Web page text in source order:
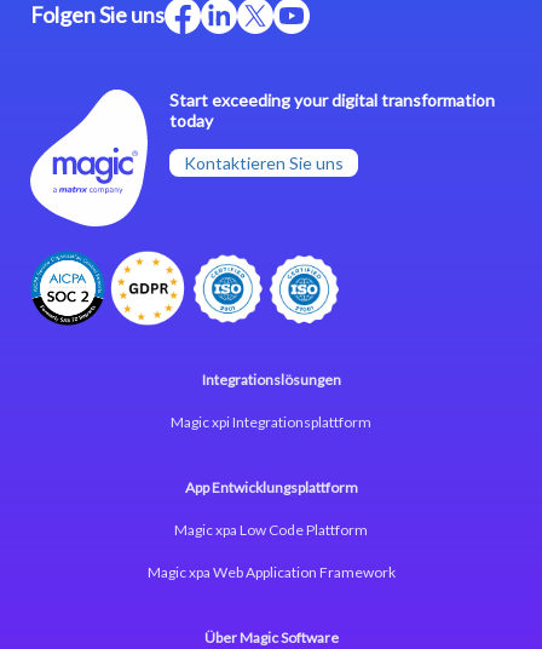
Start exceeding your digital transformation
today
Kontaktieren Sie uns
Folgen Sie uns
Integrationslösungen
Magic xpi Integrationsplattform
App Entwicklungsplattform
Magic xpa Low Code Plattform
Magic xpa Web Application Framework
Über Magic Software